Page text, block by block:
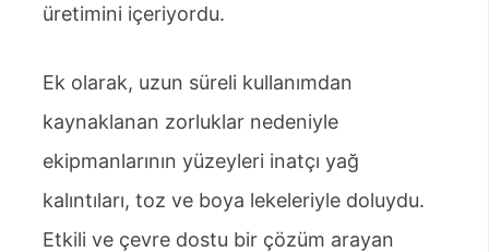
üretimini içeriyordu.
Ek olarak, uzun süreli kullanımdan
kaynaklanan zorluklar nedeniyle
ekipmanlarının yüzeyleri inatçı yağ
kalıntıları, toz ve boya lekeleriyle doluydu.
Etkili ve çevre dostu bir çözüm arayan